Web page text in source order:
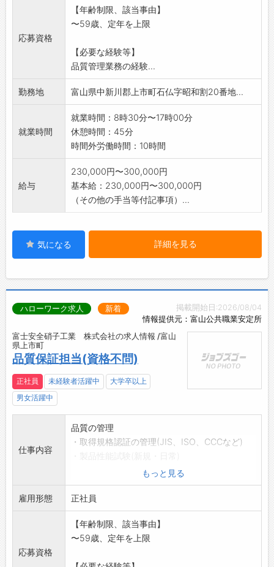
応募資格
【年齢制限、該当事由】
〜59歳、定年を上限
【必要な経験等】
品質管理業務の経験...
勤務地 富山県中新川郡上市町石仏字昭和割20番地...
就業時間
就業時間：8時30分〜17時00分
休憩時間：45分
時間外労働時間：10時間
給与
230,000円〜300,000円
基本給：230,000円〜300,000円
（その他の手当等付記事項）...
気になる 詳細を見る
掲載開始日:2026/08/04
情報提供元：富山公共職業安定所
ハローワーク求人 新着
富士安全硝子工業 株式会社の求人情報 /富山
県上市町
品質保証担当(資格不問)
正社員 未経験者活躍中
大学卒以上
男女活躍中
仕事内容
品質の管理
・取得規格認証の管理(JIS、ISO、CCCなど)
・製造作業標準の作成
・製品品質の保全
【変更の範囲:会社の定める業務】
もっと見る
雇用形態 正社員
応募資格
【年齢制限、該当事由】
〜59歳、定年を上限